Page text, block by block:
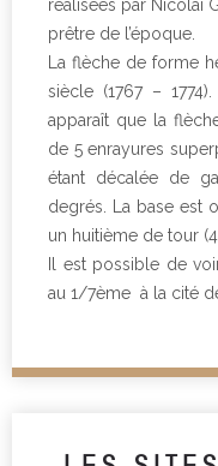
réalisées par Nicolaï
prêtre de l’époque.
La flèche de forme
siècle (1767 –
apparaît que la
de 5 enrayures
étant décalée de
degrés. La base est
un huitième de tour
Il est possible de
au 1/7ème à la cité